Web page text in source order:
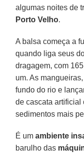
algumas noites de
Porto Velho.
A balsa começa a
quando liga seus
dragagem, com
um. As
fundo do rio e
de cascata artificial
sedimentos mais
É umambiente
barulho das